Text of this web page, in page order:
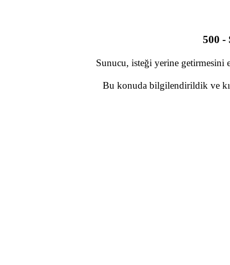
500 -
Sunucu, isteği yerine getirmesini
Bu konuda bilgilendirildik ve